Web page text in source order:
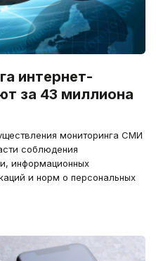
интернет-
за 43 миллиона
мониторинга СМИ
соблюдения
информационных
и норм о персональных